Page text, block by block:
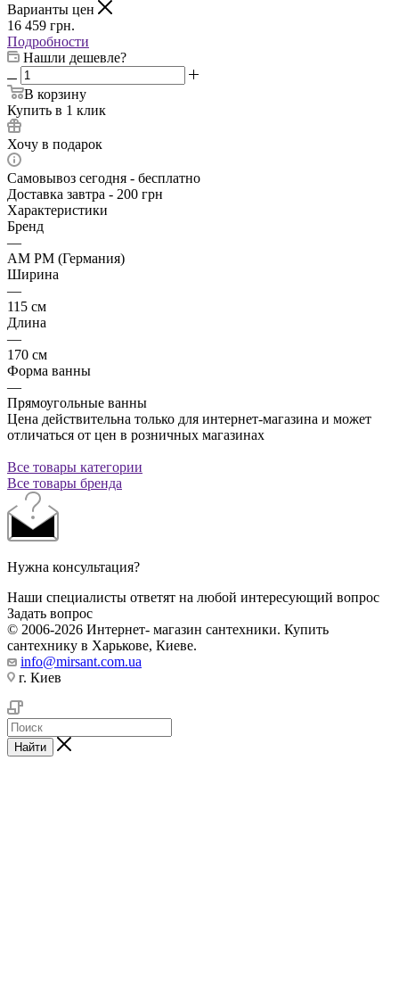
Варианты цен
16 459 грн.
Подробности
Нашли дешевле?
В корзину
Купить в 1 клик
Хочу в подарок
Самовывоз сегодня - бесплатно
Доставка завтра - 200 грн
Характеристики
Бренд
—
AM PM (Германия)
Ширина
—
115 см
Длина
—
170 см
Форма ванны
—
Прямоугольные ванны
Цена действительна только для интернет-магазина и может
отличаться от цен в розничных магазинах
Все товары категории
Все товары бренда
Нужна консультация?
Наши специалисты ответят на любой интересующий вопрос
Задать вопрос
© 2006-2026 Интернет- магазин сантехники. Купить
сантехнику в Харькове, Киеве.
info@mirsant.com.ua
г. Киев
Найти